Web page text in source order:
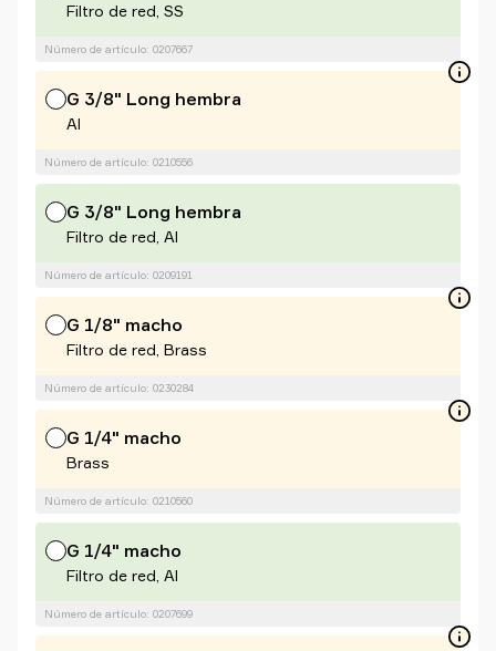
Filtro de red, SS
Número de artículo: 0207667
G 3/8" Long hembra
Al
Número de artículo: 0210556
G 3/8" Long hembra
Filtro de red, Al
Número de artículo: 0209191
G 1/8" macho
Filtro de red, Brass
Número de artículo: 0230284
G 1/4" macho
Brass
Número de artículo: 0210560
G 1/4" macho
Filtro de red, Al
Número de artículo: 0207699